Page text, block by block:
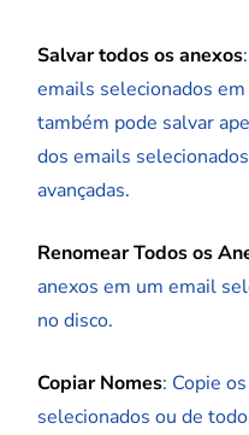
Salvar todos os anexos
emails selecionados
também pode salvar
dos emails
avançadas.
Renomear Todos os
anexos em um email
no disco.
Copiar Nomes: Copie
selecionados ou de